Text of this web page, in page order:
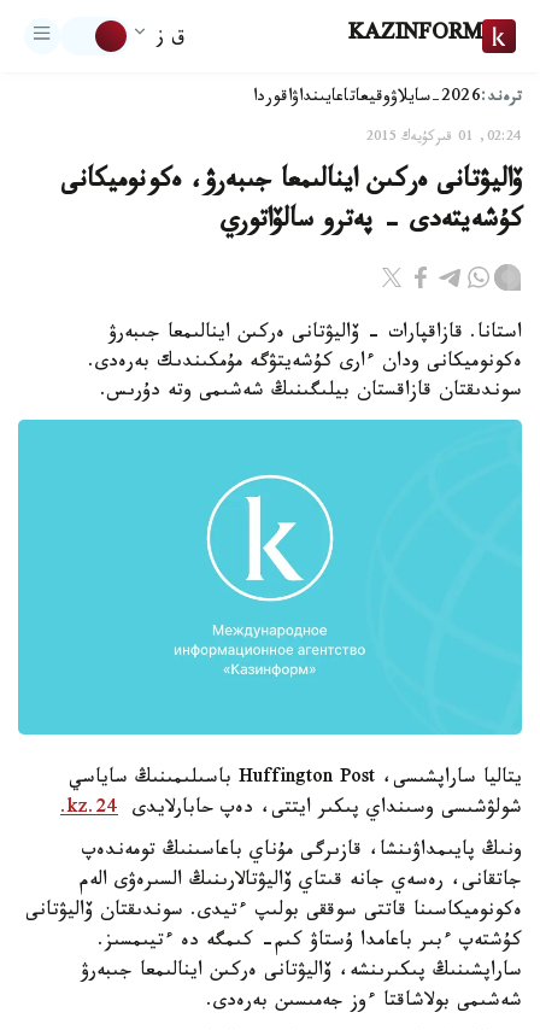
KAZINFORM ق ز
ترەند:2026-سايلاۋ وقيعاتاعايىنداۋاقوردا
02:24, 01 قىركۇيەك 2015
ۆاليۋتانى ەركىن اينالىمعا جىبەرۋ، ەكونوميكانى
كۇشەيتەدى - پەترو سالۆاتوري
استانا. قازاقپارات - ۆاليۋتانى ەركىن اينالىمعا جىبەرۋ
ەكونوميكانى ودان ءارى كۇشەيتۋگە مۇمكىندىك بەرەدى.
سوندىقتان قازاقستان بيلىگىنىڭ شەشىمى وتە دۇرىس.
يتاليا ساراپشىسى، Huffington Post باسىلىمىنىڭ ساياسي
شولۋشىسى وسىنداي پىكىر ايتتى، دەپ حابارلايدى 24.kz.
ونىڭ پايىمداۋىنشا، قازىرگى مۇناي باعاسىنىڭ تومەندەپ
جاتقانى، رەسەي جانە قىتاي ۆاليۋتالارىنىڭ السىرەۋى الەم
ەكونوميكاسىنا قاتتى سوققى بولىپ ءتيدى. سوندىقتان ۆاليۋتانى
كۇشتەپ ءبىر باعامدا ۇستاۋ كىم- كىمگە دە ءتيىمسىز.
ساراپشىنىڭ پىكىرىنشە، ۆاليۋتانى ەركىن اينالىمعا جىبەرۋ
شەشىمى بولاشاقتا ءوز جەمىسىن بەرەدى.